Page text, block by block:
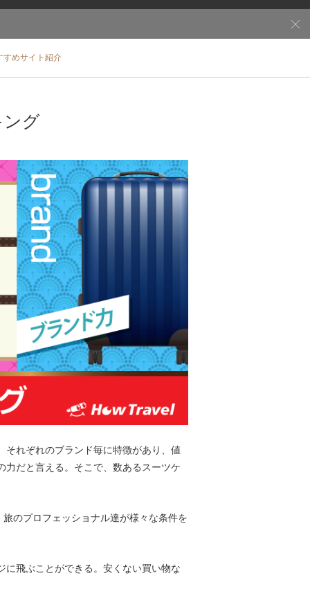
すめサイト紹介
グ
れぞれのブランド毎に特徴があり、値
だと言える。そこで、数あるスーツケ
のプロフェッショナル達が様々な条件を
飛ぶことができる。安くない買い物な